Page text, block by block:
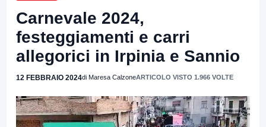
Carnevale 2024,
festeggiamenti e carri
allegorici in Irpinia e Sannio
12 FEBBRAIO 2024di Maresa CalzoneARTICOLO VISTO 1.966 VOLTE